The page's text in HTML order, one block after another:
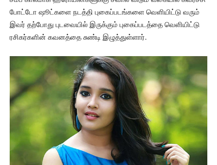
போட்டோ ஷூட்களை நடத்தி புகைப்படங்களை வெளியிட்டு வரும்
இவர் தற்போது புடவையில் இருக்கும் புகைப்படத்தை வெளியிட்டு
ரசிகர்களின் கவனத்தை சுண்டி இழுத்துள்ளார்.